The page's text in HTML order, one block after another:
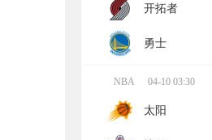
开拓者
勇士
NBA 04-10 03:30
太阳